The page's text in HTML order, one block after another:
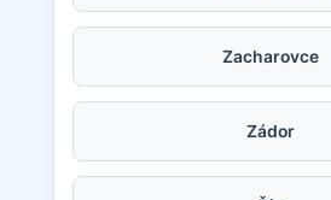
Zacharovce
Zádor